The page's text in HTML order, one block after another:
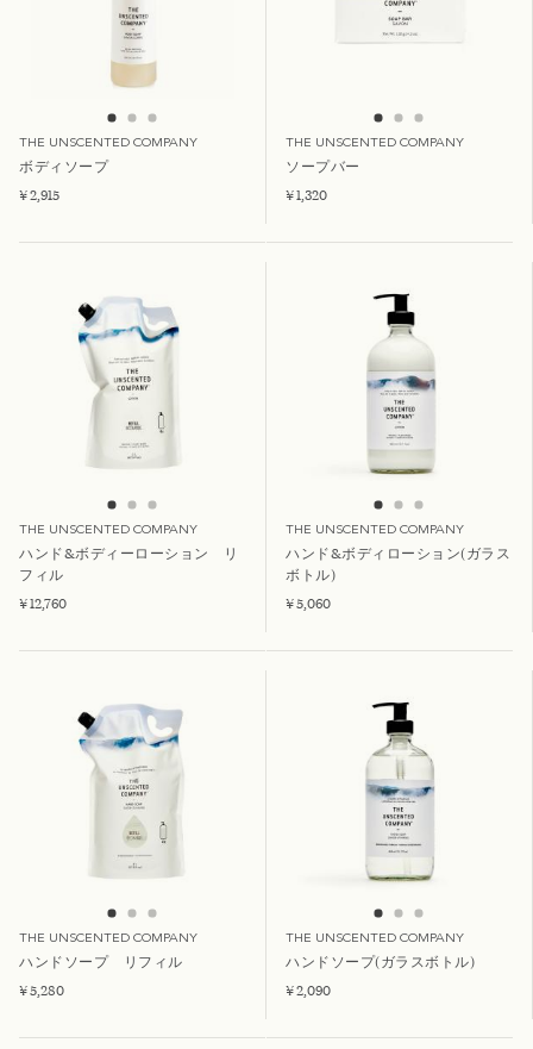
THE UNSCENTED COMPANY
ボディソープ
¥ 2,915
THE UNSCENTED COMPANY
ソープバー
¥ 1,320
THE UNSCENTED COMPANY
ハンド&ボディーローション リ
フィル
¥ 12,760
THE UNSCENTED COMPANY
ハンド&ボディローション(ガラス
ボトル)
¥ 5,060
THE UNSCENTED COMPANY
ハンドソープ リフィル
¥ 5,280
THE UNSCENTED COMPANY
ハンドソープ(ガラスボトル)
¥ 2,090